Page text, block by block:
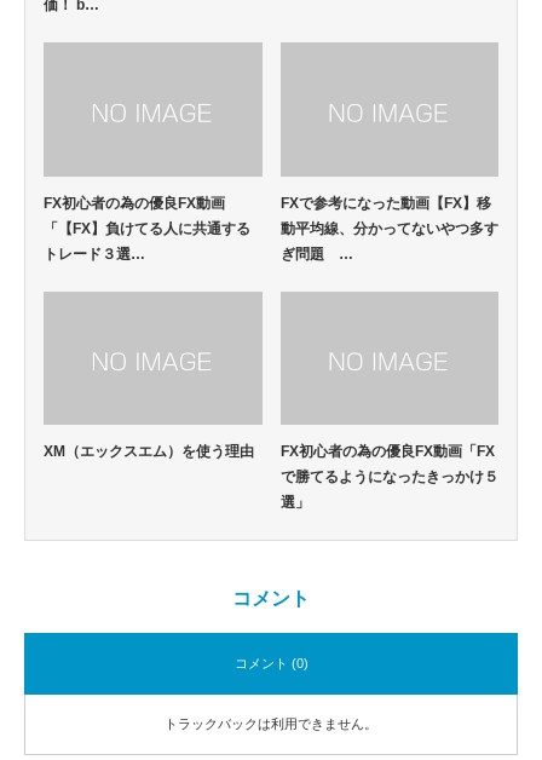
価！ b…
FX初心者の為の優良FX動画
「【FX】負けてる人に共通する
トレード３選…
FXで参考になった動画【FX】移
動平均線、分かってないやつ多す
ぎ問題 …
XM（エックスエム）を使う理由
FX初心者の為の優良FX動画「FX
で勝てるようになったきっかけ５
選」
コメント
コメント (0)
トラックバックは利用できません。